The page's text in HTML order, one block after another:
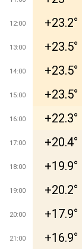
12:00 +23.2°
13:00 +23.5°
14:00 +23.5°
15:00 +23.5°
16:00 +22.3°
17:00 +20.4°
18:00 +19.9°
19:00 +20.2°
20:00 +17.9°
21:00 +16.9°